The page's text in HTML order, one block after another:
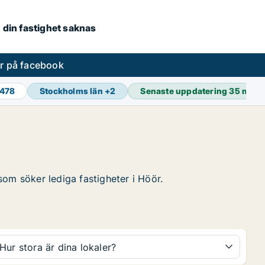
din fastighet saknas
på facebook
Stockholms län +2 Senaste uppdatering35 min
söker lediga fastigheter i Höör.
Hur stora är dina lokaler?